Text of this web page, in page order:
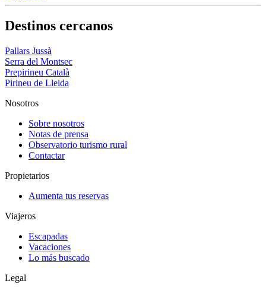
Destinos cercanos
Pallars Jussà
Serra del Montsec
Prepirineu Català
Pirineu de Lleida
Nosotros
Sobre nosotros
Notas de prensa
Observatorio turismo rural
Contactar
Propietarios
Aumenta tus reservas
Viajeros
Escapadas
Vacaciones
Lo más buscado
Legal